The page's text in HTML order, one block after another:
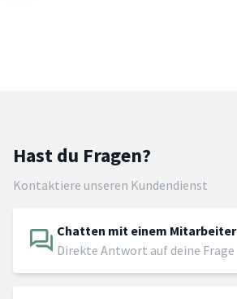
Hast du Fragen?
Kontaktiere unseren Kundendienst
Chatten mit einem Mitarbeiter
Direkte Antwort auf deine Frage